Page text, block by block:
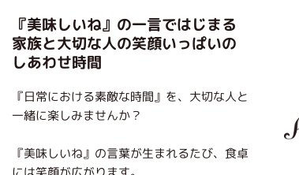
『美味しいね』の一言ではじまる
家族と大切な人の笑顔いっぱいの
しあわせ時間
『日常における素敵な時間』を、大切な人と
一緒に楽しみませんか？
『美味しいね』の言葉が生まれるたび、食卓